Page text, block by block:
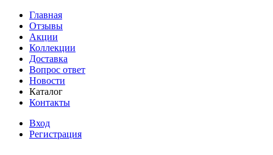
Главная
Отзывы
Акции
Коллекции
Доставка
Вопрос ответ
Новости
Каталог
Контакты
Вход
Регистрация